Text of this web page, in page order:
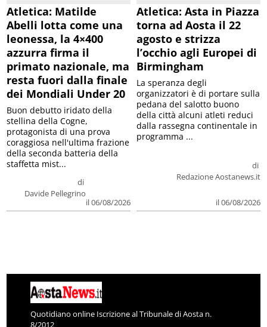
Atletica: Matilde
Abelli lotta come una
leonessa, la 4×400
azzurra firma il
primato nazionale, ma
resta fuori dalla finale
dei Mondiali Under 20
di
Davide Pellegrino
il 06/08/2026
Buon debutto iridato della
stellina della Cogne,
protagonista di una prova
coraggiosa nell'ultima frazione
della seconda batteria della
staffetta mist...
Atletica: Asta in Piazza
torna ad Aosta il 22
agosto e strizza
l’occhio agli Europei di
Birmingham
di
Redazione Aostanews.it
il 06/08/2026
La speranza degli
organizzatori è di portare sulla
pedana del salotto buono
della città alcuni atleti reduci
dalla rassegna continentale in
programma ...
Quotidiano online Iscrizione al Tribunale di Aosta n.